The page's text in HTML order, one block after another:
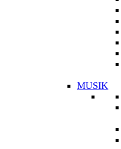
MUSIK